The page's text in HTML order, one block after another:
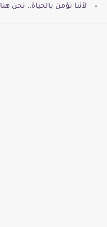
لأننا نؤمن بالحياة.. نحن هنا